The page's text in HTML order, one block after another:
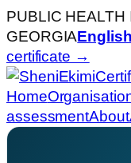
PUBLIC HEALTH
GEORGIAEnglish
certificate →
Home
assessmentAbout